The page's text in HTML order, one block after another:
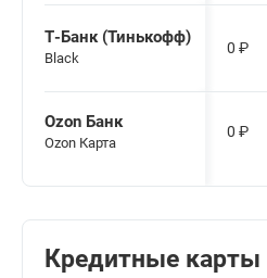
Т-Банк (Тинькофф)
Black
0 ₽
Ozon Банк
Ozon Карта
0 ₽
Кредитные карты